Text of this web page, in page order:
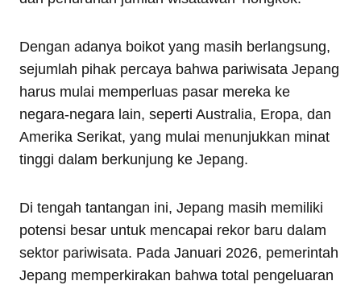
Dengan adanya boikot yang masih berlangsung,
sejumlah pihak percaya bahwa pariwisata Jepang
harus mulai memperluas pasar mereka ke
negara-negara lain, seperti Australia, Eropa, dan
Amerika Serikat, yang mulai menunjukkan minat
tinggi dalam berkunjung ke Jepang.
Di tengah tantangan ini, Jepang masih memiliki
potensi besar untuk mencapai rekor baru dalam
sektor pariwisata. Pada Januari 2026, pemerintah
Jepang memperkirakan bahwa total pengeluaran